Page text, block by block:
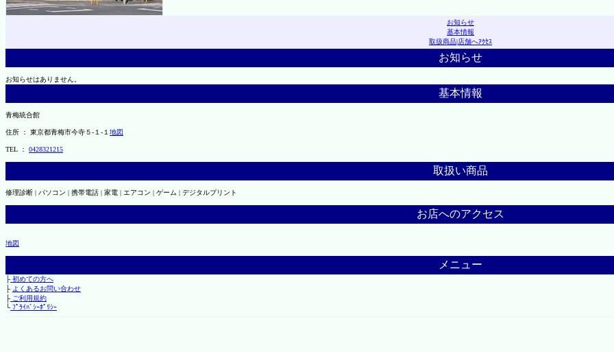
お知らせ
基本情報
取扱商品|店舗へｱｸｾｽ
お知らせ
お知らせはありません。
基本情報
青梅統合館
住所 ： 東京都青梅市今寺５-１-１ 地図
TEL ： 0428321215
取扱い商品
修理診断 | パソコン | 携帯電話 | 家電 | エアコン | ゲーム | デジタルプリント
お店へのアクセス
地図
メニュー
├初めての方へ
├ よくあるお問い合わせ
├ご利用規約
└ﾌﾟﾗｲﾊﾞｼｰﾎﾟﾘｼｰ